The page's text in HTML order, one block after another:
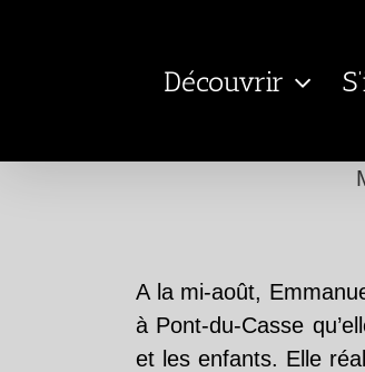
Découvrir
A la mi-août,
à Pont-du-Casse
et les enfants. Elle